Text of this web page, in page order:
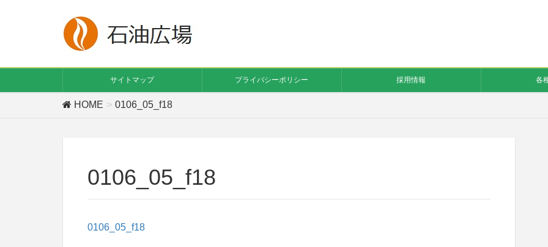
サイトマップ プライバシーポリシー 採用情報 各
HOME 0106_05_f18
0106_05_f18
0106_05_f18